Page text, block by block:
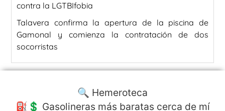
contra la LGTBIfobia
Talavera confirma la apertura de la piscina de
Gamonal y comienza la contratación de dos
socorristas
🔍 Hemeroteca
⛽️💲 Gasolineras más baratas cerca de mí